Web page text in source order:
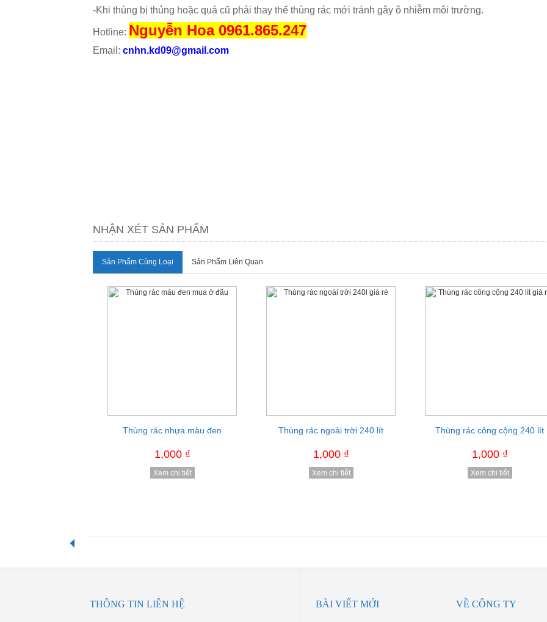
-Khi thùng bị thủng hoặc quá cũ phải thay thế thùng rác mới tránh gây ô nhiễm môi trường.
Hotline: Nguyễn Hoa 0961.865.247
Email: cnhn.kd09@gmail.com
NHẬN XÉT SẢN PHẨM
Sản Phẩm Cùng Loại Sản Phẩm Liên Quan
Thùng rác nhựa màu đen
1,000 ₫
Xem chi tiết
Thùng rác ngoài trời 240 lít
1,000 ₫
Xem chi tiết
Thùng rác công cộng 240 lít
1,000 ₫
Xem chi tiết
Xe nâng tay OPK-Nhật
1,000 ₫
Xem chi tiết
Xe nâng bán tự động 1.5 tấn cao
1,000 ₫
Xem chi tiết
Xe nâng tay gắn cân
1,000 ₫
Xem chi tiết
THÔNG TIN LIÊN HỆ BÀI VIẾT MỚI VỀ CÔNG TY